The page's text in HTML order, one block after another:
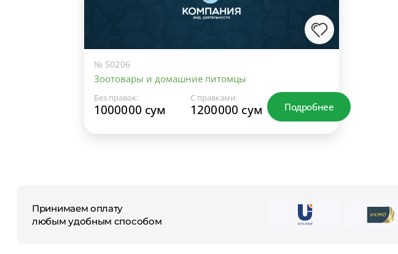
№ 50206
Зоотовары и домашние питомцы
Без правок:
1000000 сум
С правками:
1200000 сум Подробнее
Принимаем оплату
любым удобным способом